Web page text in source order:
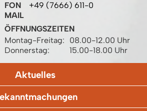
FON
+49 (7666) 611-0
MAIL
ÖFFNUNGSZEITEN
Montag-Freitag:
08.00-12.00 Uhr
Donnerstag:
15.00-18.00 Uhr
Aktuelles